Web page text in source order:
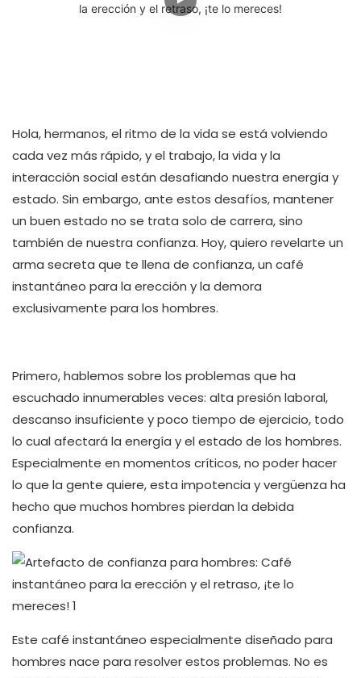
Hola, hermanos, el ritmo de la vida se está volviendo
cada vez más rápido, y el trabajo, la vida y la
interacción social están desafiando nuestra energía y
estado. Sin embargo, ante estos desafíos, mantener
un buen estado no se trata solo de carrera, sino
también de nuestra confianza. Hoy, quiero revelarte un
arma secreta que te llena de confianza, un café
instantáneo para la erección y la demora
exclusivamente para los hombres.
Primero, hablemos sobre los problemas que ha
escuchado innumerables veces: alta presión laboral,
descanso insuficiente y poco tiempo de ejercicio, todo
lo cual afectará la energía y el estado de los hombres.
Especialmente en momentos críticos, no poder hacer
lo que la gente quiere, esta impotencia y vergüenza ha
hecho que muchos hombres pierdan la debida
confianza.
Este café instantáneo especialmente diseñado para
hombres nace para resolver estos problemas. No es